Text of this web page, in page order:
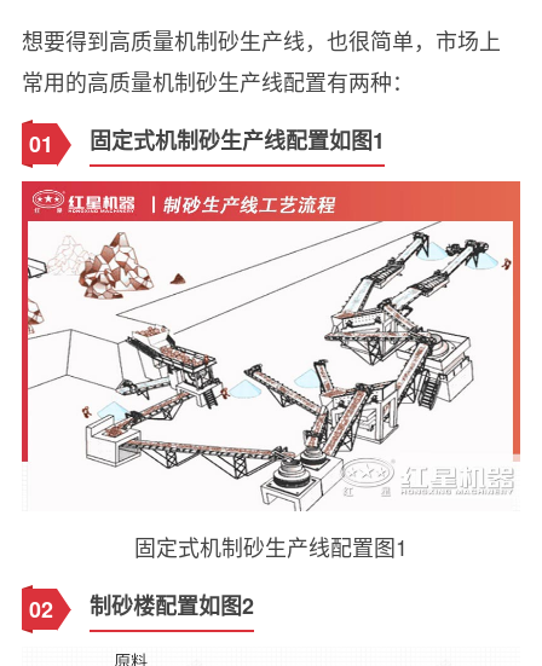
想要得到高质量机制砂生产线，也很简单，市场上
常用的高质量机制砂生产线配置有两种：
01
固定式机制砂生产线配置如图1
固定式机制砂生产线配置图1
02
制砂楼配置如图2